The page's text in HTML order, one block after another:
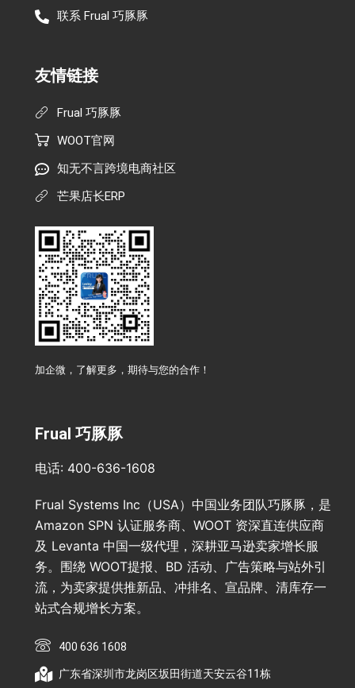
联系 Frual 巧豚豚
友情链接
Frual 巧豚豚
WOOT官网
知无不言跨境电商社区
芒果店长ERP
加企微，了解更多，期待与您的合作！
Frual 巧豚豚
电话: 400-636-1608
Frual Systems Inc（USA）中国业务团队巧豚豚，是
Amazon SPN 认证服务商、WOOT 资深直连供应商
及 Levanta 中国一级代理，深耕亚马逊卖家增长服
务。围绕 WOOT提报、BD 活动、广告策略与站外引
流，为卖家提供推新品、冲排名、宣品牌、清库存一
站式合规增长方案。
400 636 1608
广东省深圳市龙岗区坂田街道天安云谷11栋